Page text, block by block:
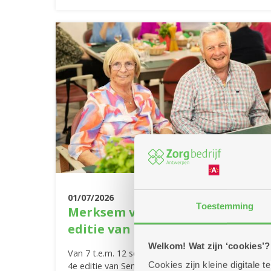
Toestemming
Welkom! Wat zijn ‘cookies’?
Cookies zijn kleine digitale
01/07/2026
Merksem viert feest met de 4e
editie van Senior Summerland'
Van 7 t.e.m. 12 september ben je welkom op de
4e editie van Senior Summerland, ditmaal in heuse